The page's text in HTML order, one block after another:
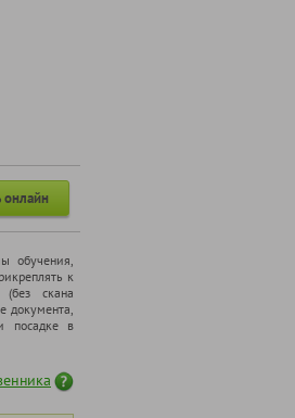
онлайн
обучения,
к
(без скана
документа,
посадке в